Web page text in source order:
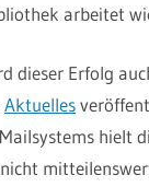
arbeitet
dieser Erfolg
Aktuelles
hielt